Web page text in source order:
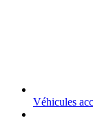
Véhicules